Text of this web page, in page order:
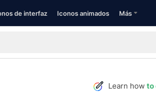
de interfaz Iconos animados Más
Learn how to